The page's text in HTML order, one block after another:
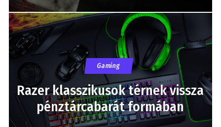
Gaming
Razer klasszikusok térnek vissza
pénztárcabarát formában